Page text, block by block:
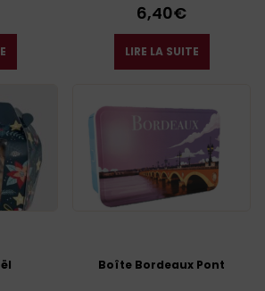
6,40€
LIRE LA SUITE
Boîte Bordeaux Pont